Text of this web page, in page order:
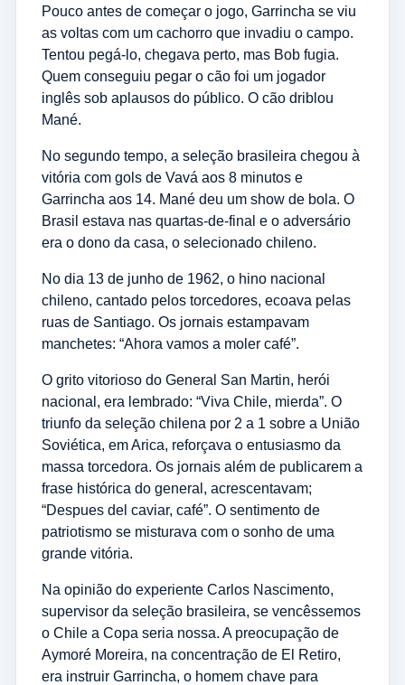
Pouco antes de começar o jogo, Garrincha se viu
as voltas com um cachorro que invadiu o campo.
Tentou pegá-lo, chegava perto, mas Bob fugia.
Quem conseguiu pegar o cão foi um jogador
inglês sob aplausos do público. O cão driblou
Mané.
No segundo tempo, a seleção brasileira chegou à
vitória com gols de Vavá aos 8 minutos e
Garrincha aos 14. Mané deu um show de bola. O
Brasil estava nas quartas-de-final e o adversário
era o dono da casa, o selecionado chileno.
No dia 13 de junho de 1962, o hino nacional
chileno, cantado pelos torcedores, ecoava pelas
ruas de Santiago. Os jornais estampavam
manchetes: “Ahora vamos a moler café”.
O grito vitorioso do General San Martin, herói
nacional, era lembrado: “Viva Chile, mierda”. O
triunfo da seleção chilena por 2 a 1 sobre a União
Soviética, em Arica, reforçava o entusiasmo da
massa torcedora. Os jornais além de publicarem a
frase histórica do general, acrescentavam;
“Despues del caviar, café”. O sentimento de
patriotismo se misturava com o sonho de uma
grande vitória.
Na opinião do experiente Carlos Nascimento,
supervisor da seleção brasileira, se vencêssemos
o Chile a Copa seria nossa. A preocupação de
Aymoré Moreira, na concentração de El Retiro,
era instruir Garrincha, o homem chave para